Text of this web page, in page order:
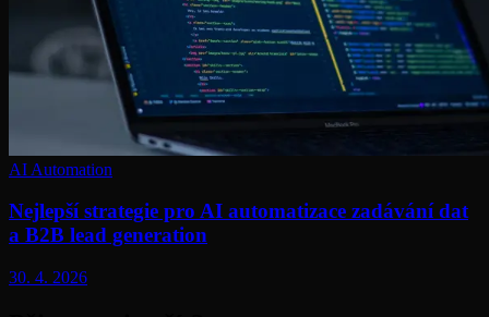
AI Automation
Nejlepší strategie pro AI automatizace zadávání dat
a B2B lead generation
30. 4. 2026